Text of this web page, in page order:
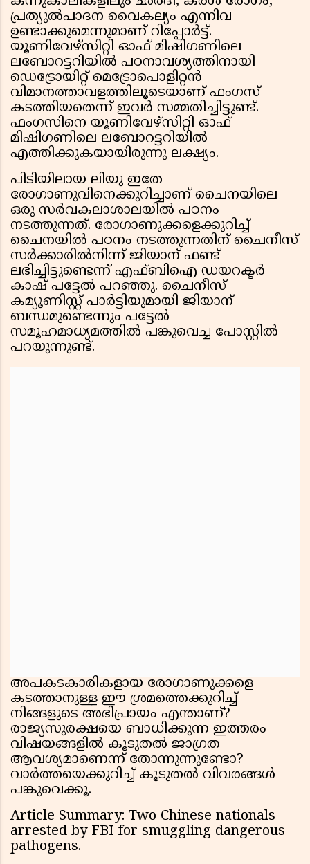
പ്രത്യുൽപാദന വൈകല്യം എന്നിവ
ഉണ്ടാക്കുമെന്നുമാണ് റിപ്പോർട്ട്.
യൂണിവേഴ്‌സിറ്റി ഓഫ് മിഷിഗണിലെ
ലബോറട്ടറിയിൽ പഠനാവശ്യത്തിനായി
ഡെട്രോയിറ്റ് മെട്രോപൊളിറ്റൻ
വിമാനത്താവളത്തിലൂടെയാണ് ഫംഗസ്
കടത്തിയതെന്ന് ഇവർ സമ്മതിച്ചിട്ടുണ്ട്.
ഫംഗസിനെ യൂണിവേഴ്‌സിറ്റി ഓഫ്
മിഷിഗണിലെ ലബോറട്ടറിയിൽ
എത്തിക്കുകയായിരുന്നു ലക്ഷ്യം.
പിടിയിലായ ലിയു ഇതേ
രോഗാണുവിനെക്കുറിച്ചാണ് ചൈനയിലെ
ഒരു സർവകലാശാലയിൽ പഠനം
നടത്തുന്നത്. രോഗാണുക്കളെക്കുറിച്ച്
ചൈനയിൽ പഠനം നടത്തുന്നതിന് ചൈനീസ്
സർക്കാരിൽനിന്ന് ജിയാന് ഫണ്ട്
ലഭിച്ചിട്ടുണ്ടെന്ന് എഫ്ബിഐ ഡയറക്ടർ
കാഷ് പട്ടേൽ പറഞ്ഞു. ചൈനീസ്
കമ്യൂണിസ്റ്റ് പാർട്ടിയുമായി ജിയാന്
ബന്ധമുണ്ടെന്നും പട്ടേൽ
സമൂഹമാധ്യമത്തിൽ പങ്കുവെച്ച പോസ്റ്റിൽ
പറയുന്നുണ്ട്.
അപകടകാരികളായ രോഗാണുക്കളെ
കടത്താനുള്ള ഈ ശ്രമത്തെക്കുറിച്ച്
നിങ്ങളുടെ അഭിപ്രായം എന്താണ്?
രാജ്യസുരക്ഷയെ ബാധിക്കുന്ന ഇത്തരം
വിഷയങ്ങളിൽ കൂടുതൽ ജാഗ്രത
ആവശ്യമാണെന്ന് തോന്നുന്നുണ്ടോ?
വാർത്തയെക്കുറിച്ച് കൂടുതൽ വിവരങ്ങൾ
പങ്കുവെക്കൂ.
Article Summary: Two Chinese nationals
arrested by FBI for smuggling dangerous
pathogens.